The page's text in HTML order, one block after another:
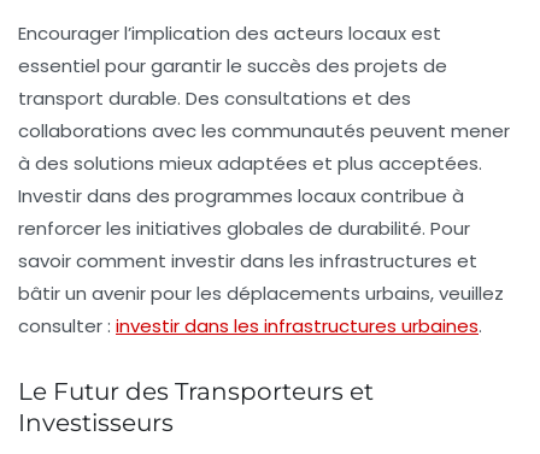
Encourager l’implication des acteurs locaux est
essentiel pour garantir le succès des projets de
transport durable. Des consultations et des
collaborations avec les communautés peuvent mener
à des solutions mieux adaptées et plus acceptées.
Investir dans des programmes locaux contribue à
renforcer les initiatives globales de durabilité. Pour
savoir comment investir dans les infrastructures et
bâtir un avenir pour les déplacements urbains, veuillez
consulter : investir dans les infrastructures urbaines.
Le Futur des Transporteurs et
Investisseurs